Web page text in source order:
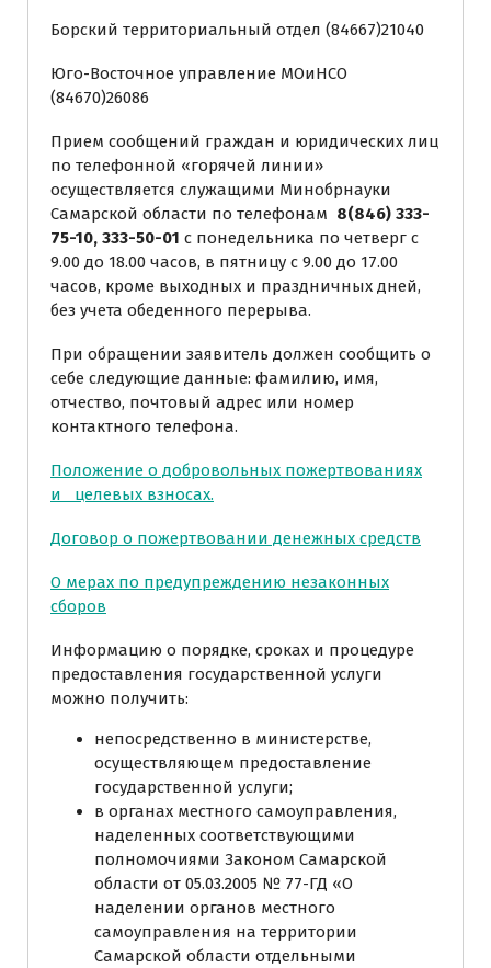
Борский территориальный отдел (84667)21040
Юго-Восточное управление МОиНСО
(84670)26086
Прием сообщений граждан и юридических лиц
по телефонной «горячей линии»
осуществляется служащими Минобрнауки
Самарской области по телефонам 8(846) 333-
75-10, 333-50-01 с понедельника по четверг с
9.00 до 18.00 часов, в пятницу с 9.00 до 17.00
часов, кроме выходных и праздничных дней,
без учета обеденного перерыва.
При обращении заявитель должен сообщить о
себе следующие данные: фамилию, имя,
отчество, почтовый адрес или номер
контактного телефона.
Положение о добровольных пожертвованиях
и целевых взносах.
Договор о пожертвовании денежных средств
О мерах по предупреждению незаконных
сборов
Информацию о порядке, сроках и процедуре
предоставления государственной услуги
можно получить:
непосредственно в министерстве,
осуществляющем предоставление
государственной услуги;
в органах местного самоуправления,
наделенных соответствующими
полномочиями Законом Самарской
области от 05.03.2005 № 77-ГД «О
наделении органов местного
самоуправления на территории
Самарской области отдельными